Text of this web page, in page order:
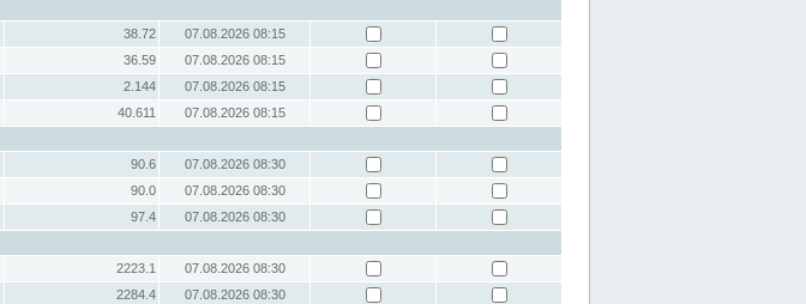
38.72
07.08.2026 08:15
36.59
07.08.2026 08:15
2.144
07.08.2026 08:15
40.611
07.08.2026 08:15
90.6
07.08.2026 08:30
90.0
07.08.2026 08:30
97.4
07.08.2026 08:30
2223.1
07.08.2026 08:30
2284.4
07.08.2026 08:30